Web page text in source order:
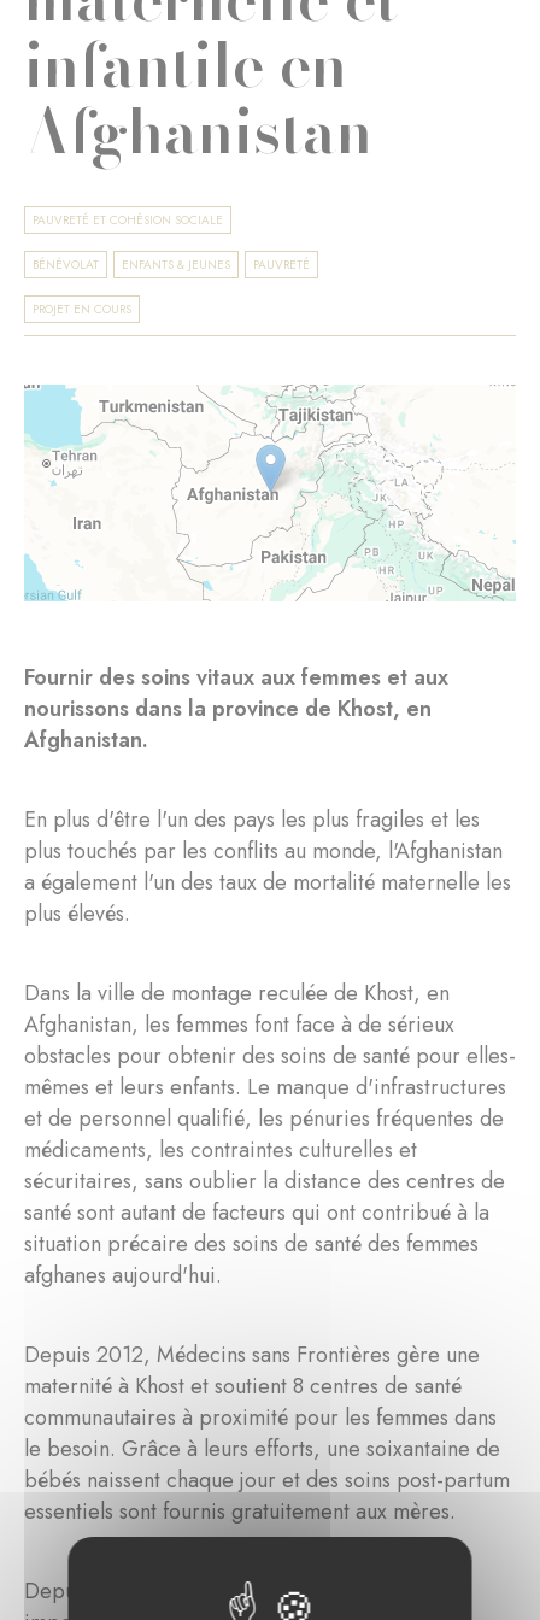
infantile en
Afghanistan
PAUVRETÉ ET COHÉSION SOCIALE
BÉNÉVOLAT ENFANTS & JEUNES PAUVRETÉ
PROJET EN COURS
Fournir des soins vitaux aux femmes et aux
nourissons dans la province de Khost, en
Afghanistan.
En plus d'être l'un des pays les plus fragiles et les
plus touchés par les conflits au monde, l'Afghanistan
a également l'un des taux de mortalité maternelle les
plus élevés.
Dans la ville de montage reculée de Khost, en
Afghanistan, les femmes font face à de sérieux
obstacles pour obtenir des soins de santé pour elles-
mêmes et leurs enfants. Le manque d'infrastructures
et de personnel qualifié, les pénuries fréquentes de
médicaments, les contraintes culturelles et
sécuritaires, sans oublier la distance des centres de
santé sont autant de facteurs qui ont contribué à la
situation précaire des soins de santé des femmes
afghanes aujourd'hui.
Depuis 2012, Médecins sans Frontières gère une
maternité à Khost et soutient 8 centres de santé
communautaires à proximité pour les femmes dans
le besoin. Grâce à leurs efforts, une soixantaine de
bébés naissent chaque jour et des soins post-partum
essentiels sont fournis gratuitement aux mères.
Depuis 2022, Maßvoll Stiftung a engagé un